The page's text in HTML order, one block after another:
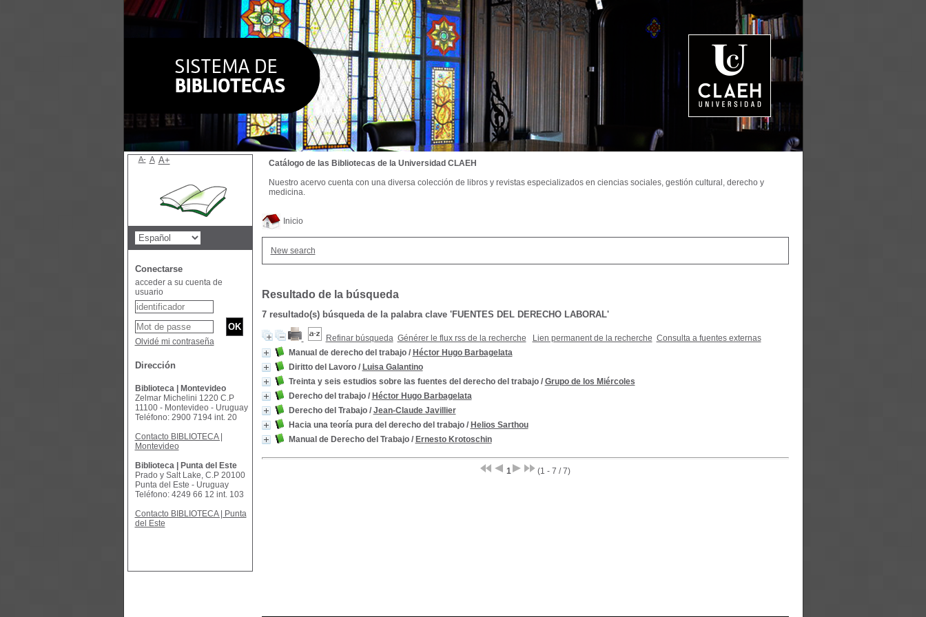
Inicio
New search
Resultado de la búsqueda
7 resultado(s) búsqueda de la palabra clave 'FUENTES DEL DERECHO LABORAL'
Refinar búsqueda Générer le flux rss de la recherche Lien permanent de la recherche Consulta a fuentes externas
Manual de derecho del trabajo/ Héctor Hugo Barbagelata
Diritto del Lavoro/ Luisa Galantino
Treinta y seis estudios sobre las fuentes del derecho del trabajo/ Grupo de los Miércoles
Derecho del trabajo/ Héctor Hugo Barbagelata
Derecho del Trabajo/ Jean-Claude Javillier
Hacia una teoría pura del derecho del trabajo/ Helios Sarthou
Manual de Derecho del Trabajo/ Ernesto Krotoschin
1 (1 - 7 / 7)
Catálogo de las Bibliotecas de la Universidad CLAEH
Nuestro acervo cuenta con una diversa colección de libros y revistas especializados en ciencias sociales, gestión cultural, derecho y
medicina.
A- A A+
Conectarse
acceder a su cuenta de
usuario
Olvidé mi contraseña
Dirección
Biblioteca | Montevideo
Zelmar Michelini 1220 C.P
11100 - Montevideo - Uruguay
Teléfono: 2900 7194 int. 20
Contacto BIBLIOTECA |
Montevideo
Biblioteca | Punta del Este
Prado y Salt Lake, C.P 20100
Punta del Este - Uruguay
Teléfono: 4249 66 12 int. 103
Contacto BIBLIOTECA | Punta
del Este